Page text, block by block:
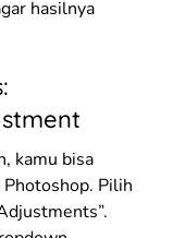
hasilnya
kamu bisa
Pilih